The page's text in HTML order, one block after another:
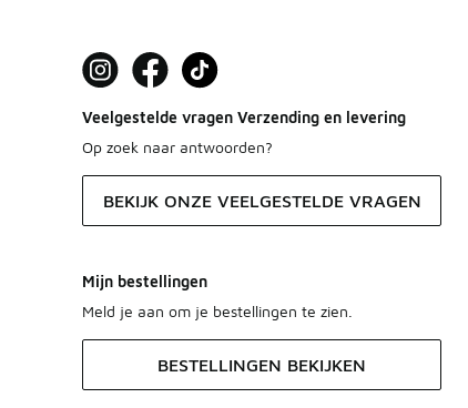
Veelgestelde vragen Verzending en levering
Op zoek naar antwoorden?
BEKIJK ONZE VEELGESTELDE VRAGEN
Mijn bestellingen
Meld je aan om je bestellingen te zien.
BESTELLINGEN BEKIJKEN